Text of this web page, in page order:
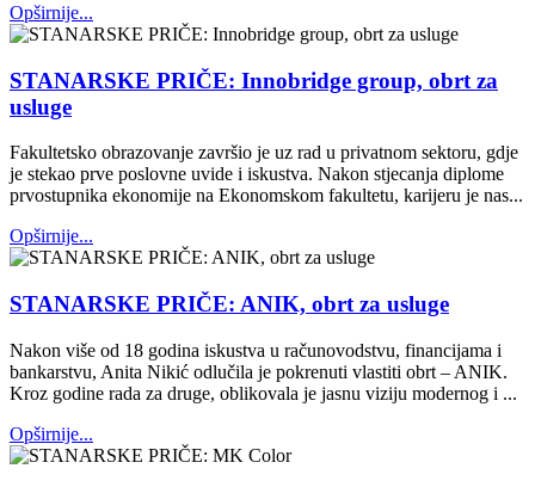
Opširnije...
STANARSKE PRIČE: Innobridge group, obrt za
usluge
Fakultetsko obrazovanje završio je uz rad u privatnom sektoru, gdje
je stekao prve poslovne uvide i iskustva. Nakon stjecanja diplome
prvostupnika ekonomije na Ekonomskom fakultetu, karijeru je nas...
Opširnije...
STANARSKE PRIČE: ANIK, obrt za usluge
Nakon više od 18 godina iskustva u računovodstvu, financijama i
bankarstvu, Anita Nikić odlučila je pokrenuti vlastiti obrt – ANIK.
Kroz godine rada za druge, oblikovala je jasnu viziju modernog i ...
Opširnije...